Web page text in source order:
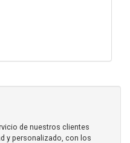
de nuestros clientes
y personalizado, con los